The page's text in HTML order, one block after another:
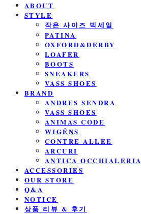
ABOUT
STYLE
작은 사이즈 빅세일
PATINA
OXFORD&DERBY
LOAFER
BOOTS
SNEAKERS
VASS SHOES
BRAND
ANDRES SENDRA
VASS SHOES
ANIMAS CODE
WIGÉNS
CONTRE ALLEE
ARCURI
ANTICA OCCHIALERIA
ACCESSORIES
OUR STORE
Q&A
NOTICE
상품 리뷰 & 후기